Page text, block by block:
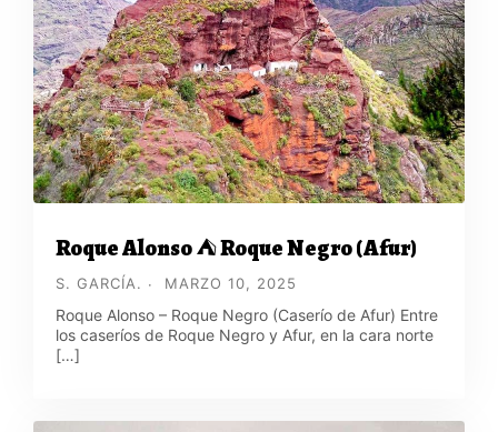
Roque Alonso ⛺ Roque Negro (Afur)
S. GARCÍA. MARZO 10, 2025
Roque Alonso – Roque Negro (Caserío de Afur) Entre
los caseríos de Roque Negro y Afur, en la cara norte
[…]